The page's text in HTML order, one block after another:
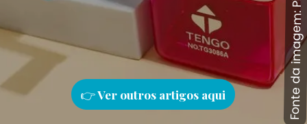
Fonte da imagem: Pinterest
Fonte da imagem: Pinterest
👉Ver outros artigos aqui